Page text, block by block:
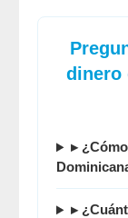
dinero
▸ ¿
▸